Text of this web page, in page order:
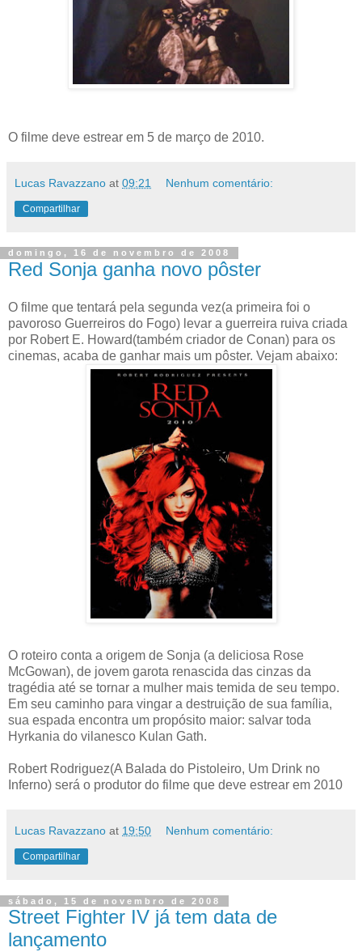
O filme deve estrear em 5 de março de 2010.
Lucas Ravazzano at 09:21 Nenhum comentário:
Compartilhar
domingo, 16 de novembro de 2008
Red Sonja ganha novo pôster
O filme que tentará pela segunda vez(a primeira foi o
pavoroso Guerreiros do Fogo) levar a guerreira ruiva criada
por Robert E. Howard(também criador de Conan) para os
cinemas, acaba de ganhar mais um pôster. Vejam abaixo:
O roteiro conta a origem de Sonja (a deliciosa Rose
McGowan), de jovem garota renascida das cinzas da
tragédia até se tornar a mulher mais temida de seu tempo.
Em seu caminho para vingar a destruição de sua família,
sua espada encontra um propósito maior: salvar toda
Hyrkania do vilanesco Kulan Gath.
Robert Rodriguez(A Balada do Pistoleiro, Um Drink no
Inferno) será o produtor do filme que deve estrear em 2010
Lucas Ravazzano at 19:50 Nenhum comentário:
Compartilhar
sábado, 15 de novembro de 2008
Street Fighter IV já tem data de
lançamento